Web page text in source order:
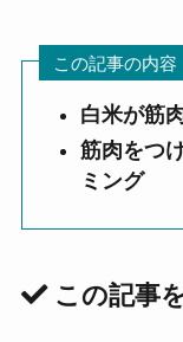
この記事の内容
白米が筋
筋肉をつ
ミング
この記事